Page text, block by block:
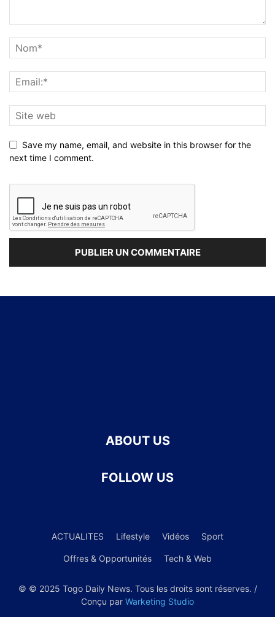
Save my name, email, and website in this browser for the
next time I comment.
ABOUT US
FOLLOW US
ACTUALITES Lifestyle Vidéos Sport
Offres & Opportunités Tech & Web
© © 2025 Togo Daily News. Tous les droits sont réserves. /
Conçu par Warketing Studio